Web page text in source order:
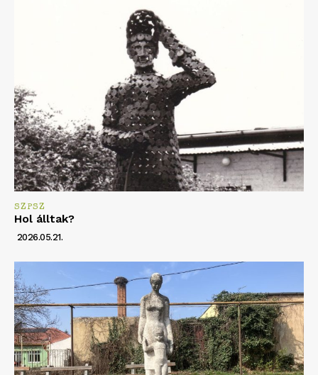
SZPSZ
Hol álltak?
2026.05.21.